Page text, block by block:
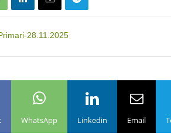
28.11.2025
WhatsApp Linkedin Email